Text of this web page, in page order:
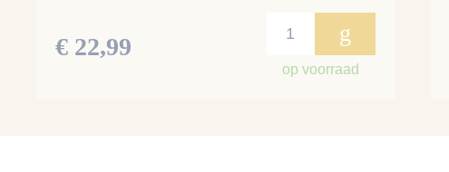
€ 22,99 g
op voorraad